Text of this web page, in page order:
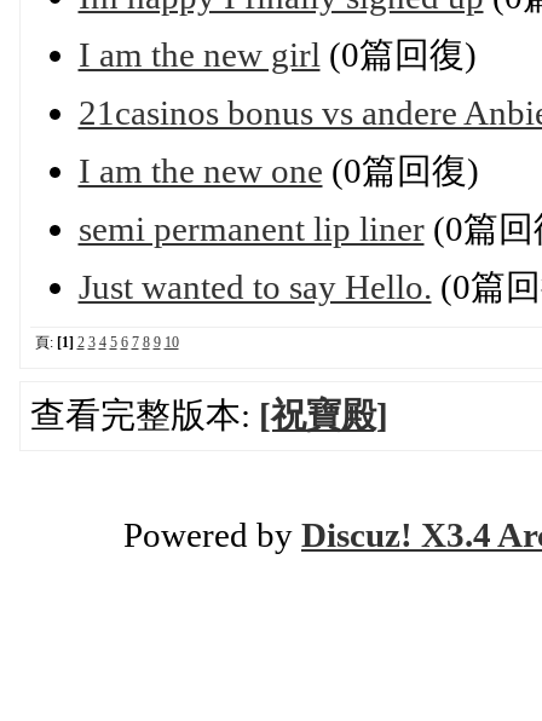
I am the new girl (0篇回復)
21casinos bonus vs andere
I am the new one (0篇回復)
semi permanent lip liner(0篇回
Just wanted to say Hello. (0篇
頁: [1] 2 3 4 5 6 7 8 9 10
查看完整版本: [祝寶殿]
Powered by Discuz! X3.4